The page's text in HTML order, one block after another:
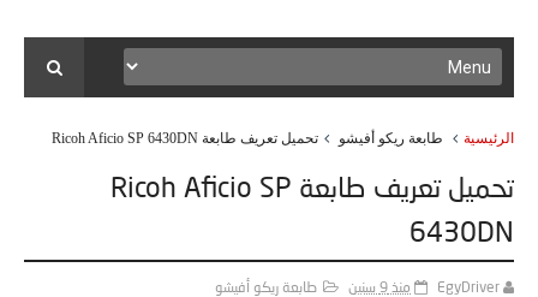
الرئيسية طابعة ريكو أفيشو تحميل تعريف طابعة Ricoh Aficio SP 6430DN
تحميل تعريف طابعة Ricoh Aficio SP
6430DN
EgyDriver منذ 9 سنين طابعة ريكو أفيشو